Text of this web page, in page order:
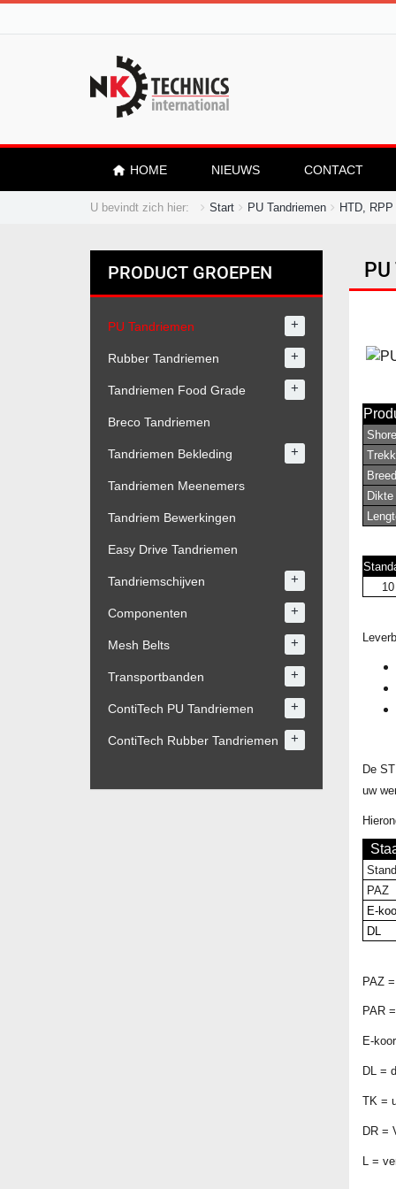
HOME NIEUWS CONTACT
U bevindt zich hier: Start PU Tandriemen HTD,
10
De
uw
PAZ
E-
DL
PAZ
PAR
E-
DL =
TK =
DR =
L =
PRODUCT GROEPEN
PU Tandriemen +
Rubber Tandriemen +
Tandriemen Food Grade +
Breco Tandriemen
Tandriemen Bekleding +
Tandriemen Meenemers
Tandriem Bewerkingen
Easy Drive Tandriemen
Tandriemschijven +
Componenten +
Mesh Belts +
Transportbanden +
ContiTech PU Tandriemen +
ContiTech Rubber Tandriemen +